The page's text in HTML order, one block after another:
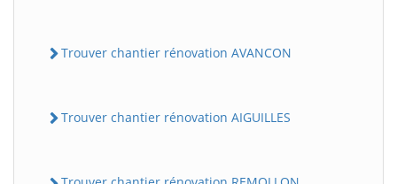
Trouver chantier rénovation AVANCON
Trouver chantier rénovation AIGUILLES